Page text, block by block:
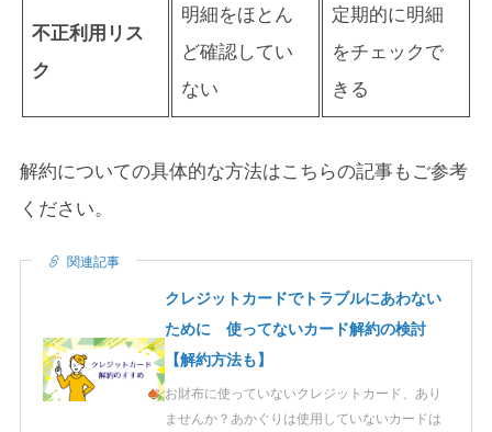
不正利用リス
ク
明細をほとん
ど確認してい
ない
定期的に明細
をチェックで
きる
解約についての具体的な方法はこちらの記事もご参考
ください。
関連記事
クレジットカードでトラブルにあわない
ために 使ってないカード解約の検討
【解約方法も】
お財布に使っていないクレジットカード、あり
ませんか？あかぐりは使用していないカードは